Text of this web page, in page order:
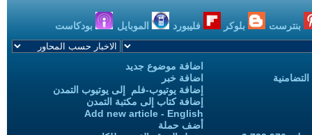
بنترست بلوكر فليبورد الموبايل بودكاست
اضافة موضوع جديد
اضافة خبر
إضافة يوتيوب-فلم إلى يوتيوب التمدن
إضافة كتاب إلى مكتبة التمدن
Add new article - English
أضف حملة